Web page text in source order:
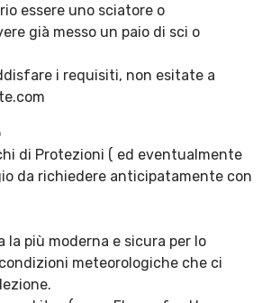
essere uno sciatore o
già messo un paio di sci o
i requisiti, non esitate a
di Protezioni ( ed eventualmente
da richiedere anticipatamente con
più moderna e sicura per lo
meteorologiche che ci